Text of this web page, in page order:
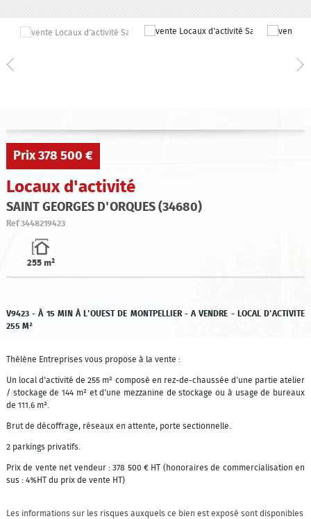
Prix378 500 €
Locaux d'activité
SAINT GEORGES D'ORQUES (34680)
Ref 3448219423
255 m²
V9423 - À 15 MIN À L'OUEST DE MONTPELLIER - A VENDRE - LOCAL D'ACTIVITE
255 M²
Thélène Entreprises vous propose à la vente :
Un local d'activité de 255 m² composé en rez-de-chaussée d'une partie atelier
/ stockage de 144 m² et d'une mezzanine de stockage ou à usage de bureaux
de 111.6 m².
Brut de décoffrage, réseaux en attente, porte sectionnelle.
2 parkings privatifs.
Prix de vente net vendeur : 378 500 € HT (honoraires de commercialisation en
sus : 4%HT du prix de vente HT)
Les informations sur les risques auxquels ce bien est exposé sont disponibles